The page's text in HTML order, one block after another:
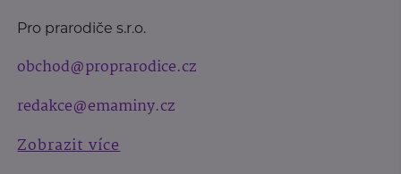
Pro prarodiče s.r.o.
obchod@proprarodice.cz
redakce@emaminy.cz
Zobrazit více